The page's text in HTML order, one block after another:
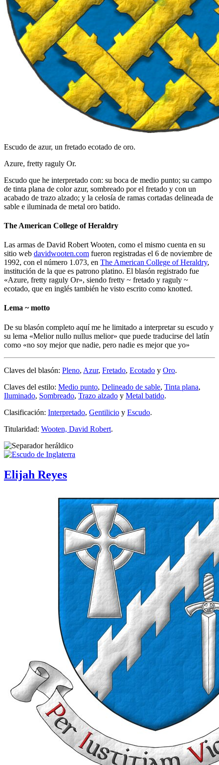
Escudo de azur, un fretado ecotado de oro.
Azure, fretty raguly Or.
Escudo que he interpretado con: su boca de medio punto; su campo
de tinta plana de color azur, sombreado por el fretado y con un
acabado de trazo alzado; y la celosía de ramas cortadas delineada de
sable e iluminada de metal oro batido.
The American College of Heraldry
Las armas de David Robert Wooten, como el mismo cuenta en su
sitio web davidwooten.com fueron registradas el 6 de noviembre de
1992, con el número 1.073, en The American College of Heraldry,
institución de la que es patrono platino. El blasón registrado fue
«Azure, fretty raguly Or», siendo fretty ~ fretado y raguly ~
ecotado, que en inglés también he visto escrito como knotted.
Lema ~ motto
De su blasón completo aquí me he limitado a interpretar su escudo y
su lema «Melior nullo nullus melior» que puede traducirse del latín
como «no soy mejor que nadie, pero nadie es mejor que yo»
Claves del blasón: Pleno, Azur, Fretado, Ecotado y Oro.
Claves del estilo: Medio punto, Delineado de sable, Tinta plana,
Iluminado, Sombreado, Trazo alzado y Metal batido.
Clasificación: Interpretado, Gentilicio y Escudo.
Titularidad: Wooten, David Robert.
Elijah Reyes